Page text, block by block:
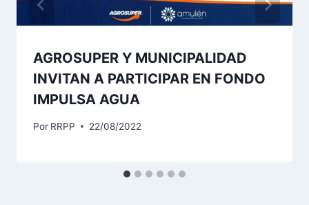
AGROSUPER Y MUNICIPALIDAD
INVITAN A PARTICIPAR EN FONDO
IMPULSA AGUA
Por RRPP 22/08/2022